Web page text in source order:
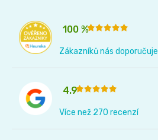
100 %
Zákazníků nás doporučuje
4.9
Více než 270 recenzí